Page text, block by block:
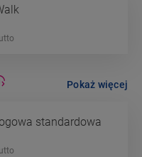
standardowa
Pokaż więcej